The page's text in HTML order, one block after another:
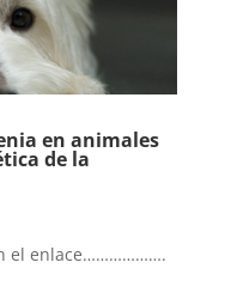
en animales
de la
el enlace……………….